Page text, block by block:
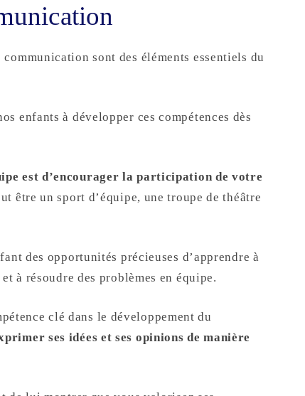
sont des éléments essentiels du
enfants à développer ces compétences dès
est d’encourager la participation de votre
être un sport d’équipe, une troupe de théâtre
des opportunités précieuses d’apprendre à
à résoudre des problèmes en équipe.
clé dans le développement du
ses idées et ses opinions de manière